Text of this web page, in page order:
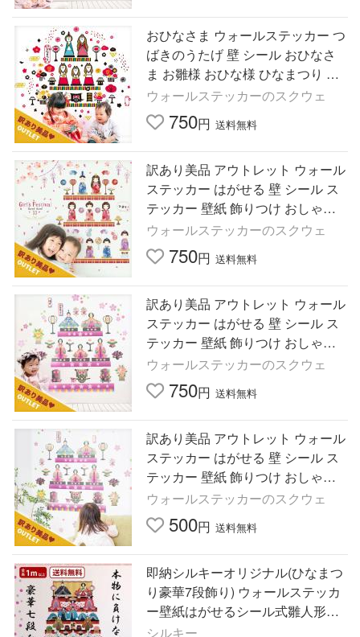
おひなさま ウォールステッカー つ
ばきのうたげ 壁 シール おひなさ
ま お雛様 おひな様 ひなまつり ひ
な祭り 雛祭り 雛人形 コンパクト
飾り 出産祝い ギフト
ウォールステッカーのスクウェ
750円 送料無料
訳あり美品 アウトレット ウォール
ステッカー はがせる 壁 シール ス
テッカー 壁紙 飾りつけ おしゃれ
北欧 ひなまつり おひなさま 雛祭
り ひな祭り お雛様
ウォールステッカーのスクウェ
750円 送料無料
訳あり美品 アウトレット ウォール
ステッカー はがせる 壁 シール ス
テッカー 壁紙 飾りつけ おしゃれ
北欧 ひなまつり おひなさま 雛祭
り ひな祭り お雛様
ウォールステッカーのスクウェ
750円 送料無料
訳あり美品 アウトレット ウォール
ステッカー はがせる 壁 シール ス
テッカー 壁紙 飾りつけ おしゃれ
北欧 ひなまつり おひなさま 雛祭
り ひな祭り お雛様
ウォールステッカーのスクウェ
500円 送料無料
即納シルキーオリジナル(ひなまつ
り豪華7段飾り) ウォールステッカ
ー壁紙はがせるシール式雛人形お
ひなさまお雛様 ひな祭り桃の節句
シルキー